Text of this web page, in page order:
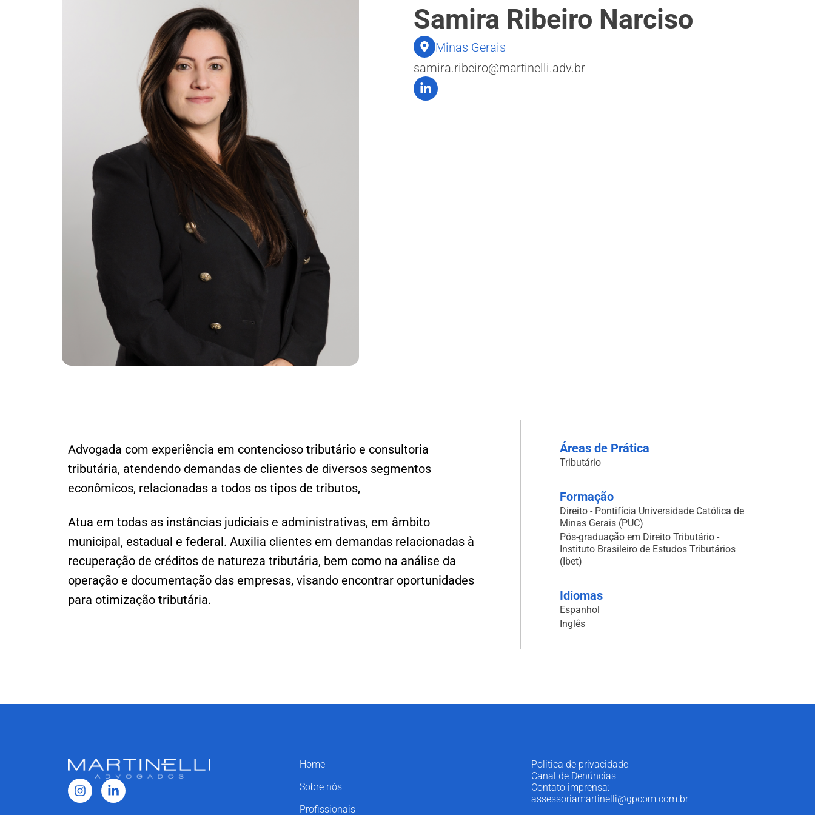
Samira Ribeiro Narciso
Minas Gerais
samira.ribeiro@martinelli.adv.br
Advogada com experiência em contencioso tributário e consultoria
tributária, atendendo demandas de clientes de diversos segmentos
econômicos, relacionadas a todos os tipos de tributos,
Atua em todas as instâncias judiciais e administrativas, em âmbito
municipal, estadual e federal. Auxilia clientes em demandas relacionadas à
recuperação de créditos de natureza tributária, bem como na análise da
operação e documentação das empresas, visando encontrar oportunidades
para otimização tributária.
Áreas de Prática
Tributário
Formação
Direito - Pontifícia Universidade Católica de
Minas Gerais (PUC)
Pós-graduação em Direito Tributário -
Instituto Brasileiro de Estudos Tributários
(Ibet)
Idiomas
Espanhol
Inglês
Home
Sobre nós
Profissionais
Politica de privacidade
Canal de Denúncias
Contato imprensa:
assessoriamartinelli@gpcom.com.br